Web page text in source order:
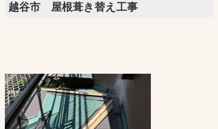
越谷市 屋根葺き替え工事